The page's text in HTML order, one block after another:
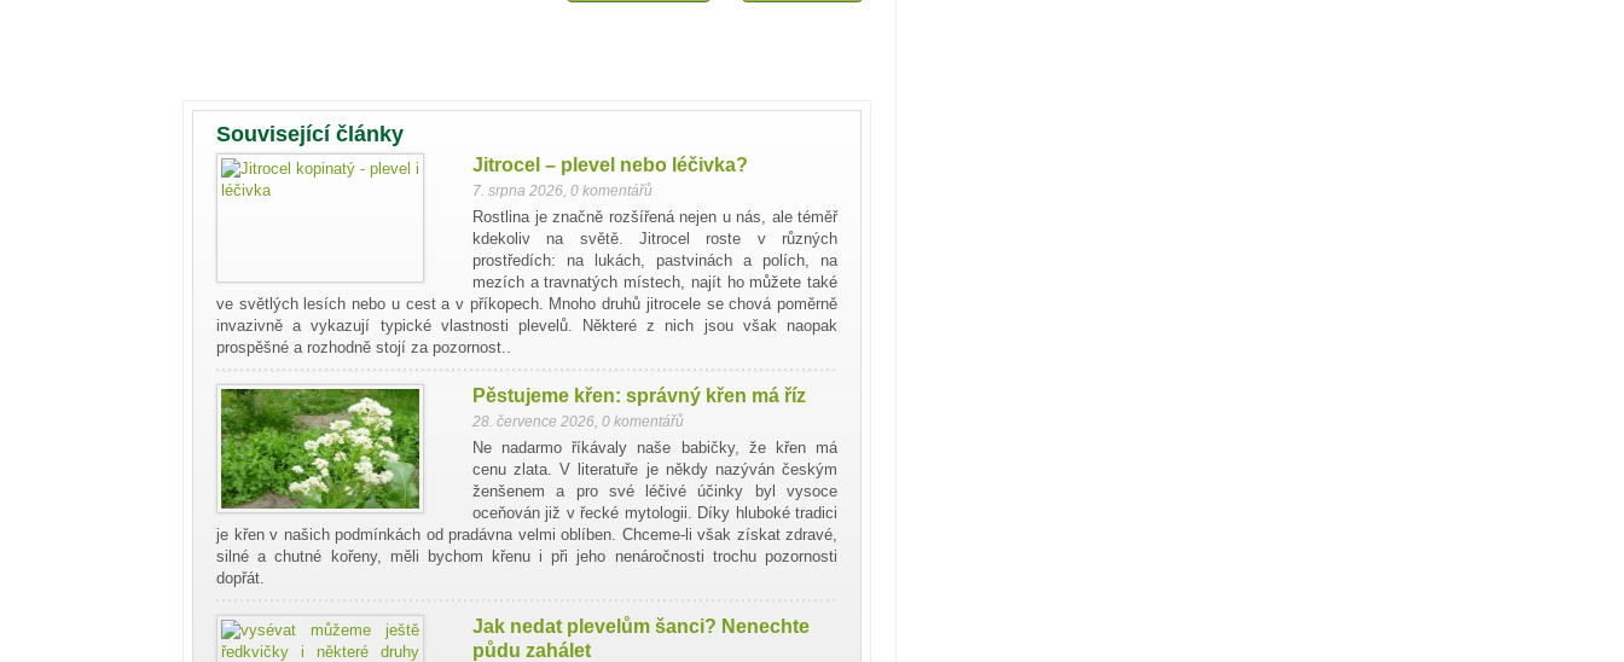
Související články
Jitrocel – plevel nebo léčivka?
7. srpna 2026 0 komentářů
Rostlina je značně rozšířená nejen u nás, ale téměř
kdekoliv na světě. Jitrocel roste v různých
prostředích: na lukách, pastvinách a polích, na
mezích a travnatých místech, najít ho můžete také
ve světlých lesích nebo u cest a v příkopech. Mnoho druhů jitrocele se chová poměrně
invazivně a vykazují typické vlastnosti plevelů. Některé z nich jsou však naopak
prospěšné a rozhodně stojí za pozornost..
Pěstujeme křen: správný křen má říz
28. července 2026 0 komentářů
Ne nadarmo říkávaly naše babičky, že křen má
cenu zlata. V literatuře je někdy nazýván českým
ženšenem a pro své léčivé účinky byl vysoce
oceňován již v řecké mytologii. Díky hluboké tradici
je křen v našich podmínkách od pradávna velmi oblíben. Chceme-li však získat zdravé,
silné a chutné kořeny, měli bychom křenu i při jeho nenáročnosti trochu pozornosti
dopřát.
Jak nedat plevelům šanci? Nenechte
půdu zahálet